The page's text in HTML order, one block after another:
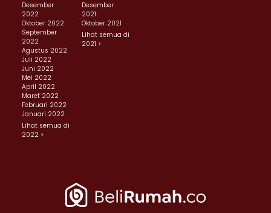
Desember
2022
Oktober 2022
September
2022
Agustus 2022
Juli 2022
Juni 2022
Mei 2022
April 2022
Maret 2022
Februari 2022
Januari 2022
Lihat semua di
2022 >
Desember
2021
Oktober 2021
Lihat semua di
2021 >